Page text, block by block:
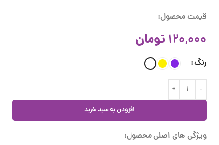
قیمت محصول:
120,000 تومان
رنگ
افزودن به سبد خرید
ویژگی های اصلی محصول: